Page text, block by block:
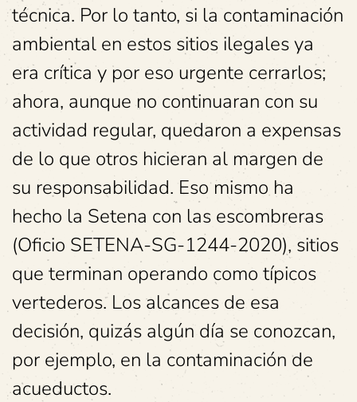
técnica. Por lo tanto, si la contaminación
ambiental en estos sitios ilegales ya
era crítica y por eso urgente cerrarlos;
ahora, aunque no continuaran con su
actividad regular, quedaron a expensas
de lo que otros hicieran al margen de
su responsabilidad. Eso mismo ha
hecho la Setena con las escombreras
(Oficio SETENA-SG-1244-2020), sitios
que terminan operando como típicos
vertederos. Los alcances de esa
decisión, quizás algún día se conozcan,
por ejemplo, en la contaminación de
acueductos.